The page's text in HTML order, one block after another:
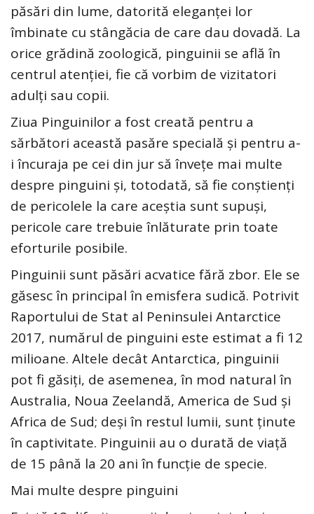
păsări din lume, datorită eleganței lor
îmbinate cu stângăcia de care dau dovadă. La
orice grădină zoologică, pinguinii se află în
centrul atenției, fie că vorbim de vizitatori
adulți sau copii.
Ziua Pinguinilor a fost creată pentru a
sărbători această pasăre specială și pentru a-
i încuraja pe cei din jur să învețe mai multe
despre pinguini și, totodată, să fie conștienți
de pericolele la care aceștia sunt supuși,
pericole care trebuie înlăturate prin toate
eforturile posibile.
Pinguinii sunt păsări acvatice fără zbor. Ele se
găsesc în principal în emisfera sudică. Potrivit
Raportului de Stat al Peninsulei Antarctice
2017, numărul de pinguini este estimat a fi 12
milioane. Altele decât Antarctica, pinguinii
pot fi găsiți, de asemenea, în mod natural în
Australia, Noua Zeelandă, America de Sud și
Africa de Sud; deși în restul lumii, sunt ținute
în captivitate. Pinguinii au o durată de viață
de 15 până la 20 ani în funcție de specie.
Mai multe despre pinguini